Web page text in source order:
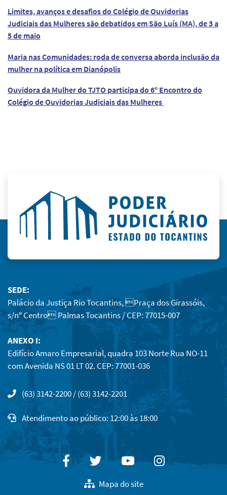
Limites, avanços e desafios do Colégio de Ouvidorias
Judiciais das Mulheres são debatidos em São Luís (MA), de 3 a
5 de maio
Maria nas Comunidades: roda de conversa aborda inclusão da
mulher na política em Dianópolis
Ouvidora da Mulher do TJTO participa do 6º Encontro do
Colégio de Ouvidorias Judiciais das Mulheres
SEDE:
Palácio da Justiça Rio Tocantins, Praça dos Girassóis,
s/nº Centro Palmas Tocantins / CEP: 77015-007
ANEXO I:
Edifício Amaro Empresarial, quadra 103 Norte Rua NO-11
com Avenida NS 01 LT 02. CEP: 77001-036
(63) 3142-2200 / (63) 3142-2201
Atendimento ao público: 12:00 às 18:00
FacebookTwitterYoutubeInstagram
Mapa do site